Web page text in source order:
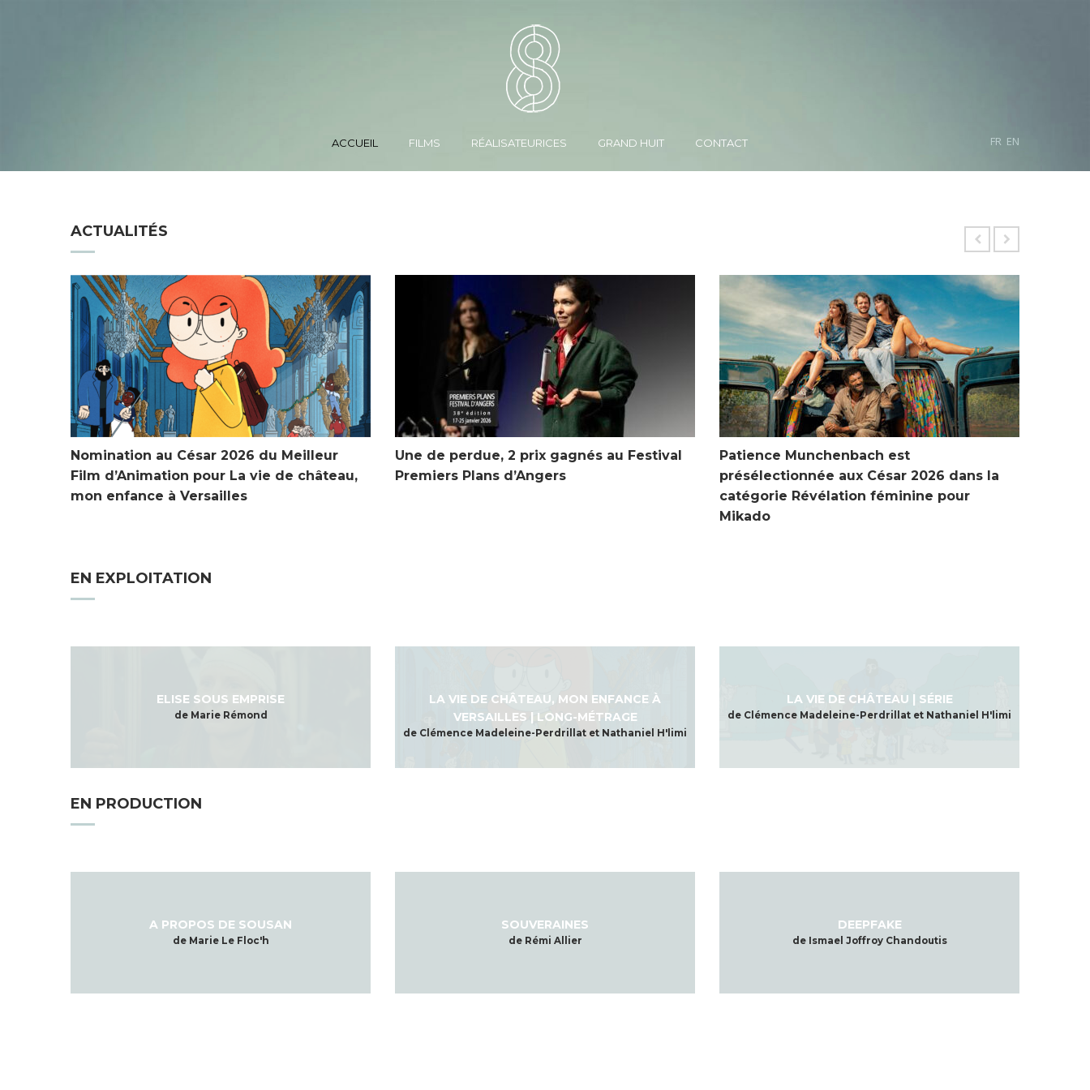
ACCUEIL FILMS RÉALISATEURICES GRAND HUIT CONTACT FR EN
ACTUALITÉS
Nomination au César 2026 du Meilleur
Film d’Animation pour La vie de château,
mon enfance à Versailles
Une de perdue, 2 prix gagnés au Festival
Premiers Plans d’Angers
Patience Munchenbach est
présélectionnée aux César 2026 dans la
catégorie Révélation féminine pour
Mikado
EN EXPLOITATION
ELISE SOUS EMPRISE
de Marie Rémond
LA VIE DE CHÂTEAU, MON ENFANCE À
VERSAILLES | LONG-MÉTRAGE
de Clémence Madeleine-Perdrillat et Nathaniel H'limi
LA VIE DE CHÂTEAU | SÉRIE
de Clémence Madeleine-Perdrillat et Nathaniel H'limi
EN PRODUCTION
A PROPOS DE SOUSAN
de Marie Le Floc'h
SOUVERAINES
de Rémi Allier
DEEPFAKE
de Ismael Joffroy Chandoutis